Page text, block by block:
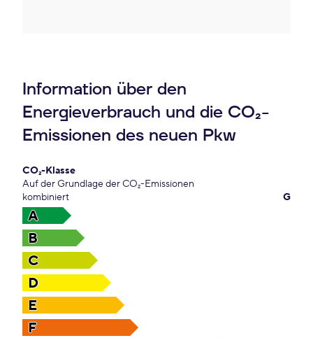
Information über den
Energieverbrauch und die CO₂-
Emissionen des neuen Pkw
CO₂-Klasse
Auf der Grundlage der CO₂-Emissionen
kombiniert
G
A
B
C
D
E
F